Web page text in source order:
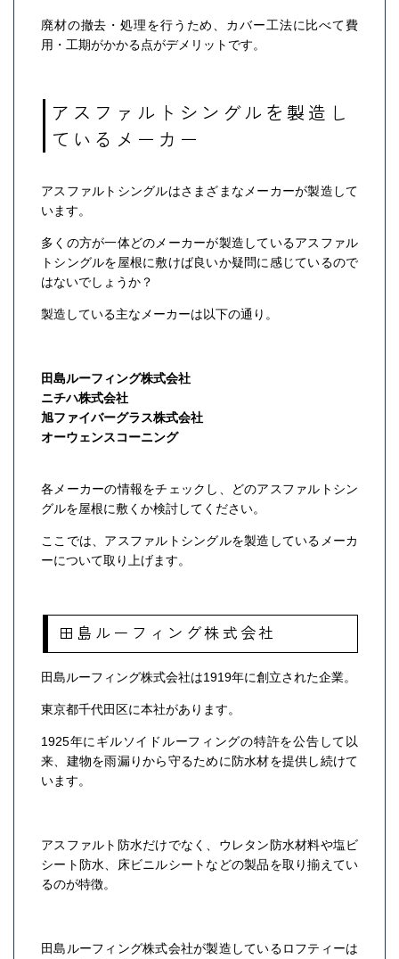
廃材の撤去・処理を行うため、カバー工法に比べて費
用・工期がかかる点がデメリットです。
アスファルトシングルを製造し
ているメーカー
アスファルトシングルはさまざまなメーカーが製造して
います。
多くの方が一体どのメーカーが製造しているアスファル
トシングルを屋根に敷けば良いか疑問に感じているので
はないでしょうか？
製造している主なメーカーは以下の通り。
田島ルーフィング株式会社
ニチハ株式会社
旭ファイバーグラス株式会社
オーウェンスコーニング
各メーカーの情報をチェックし、どのアスファルトシン
グルを屋根に敷くか検討してください。
ここでは、アスファルトシングルを製造しているメーカ
ーについて取り上げます。
田島ルーフィング株式会社
田島ルーフィング株式会社は1919年に創立された企業。
東京都千代田区に本社があります。
1925年にギルソイドルーフィングの特許を公告して以
来、建物を雨漏りから守るために防水材を提供し続けて
います。
アスファルト防水だけでなく、ウレタン防水材料や塩ビ
シート防水、床ビニルシートなどの製品を取り揃えてい
るのが特徴。
田島ルーフィング株式会社が製造しているロフティーは